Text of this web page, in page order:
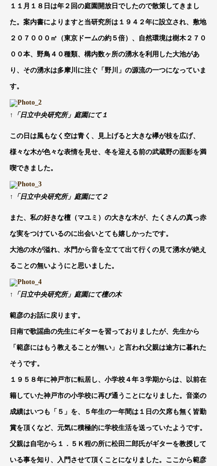
１１月１８日は年２回の庭園開放日でしたので散策してきまし
た。案内書によりますと当研究所は１９４２年に設立され、敷地
２０７０００㎡（東京ドームの約５倍）、自然環境は樹木２７０
００本、野鳥４０種類、構内数ヶ所の湧水を利用した大池があ
り、その湧水は多摩川に注ぐ「野川」の源流の一つになっていま
す。
↑「日立中央研究所」庭園にて１
この日は風もなく空は青く、見上げると大きな欅が枝を広げ、
様々な木が色々な表情を見せ、冬を迎える前の武蔵野の面影を満
喫できました。
↑「日立中央研究所」庭園にて２
また、私の好きな檀（マユミ）の大きな木が、たくさんの真っ赤
な実をつけているのに出会いとても嬉しかったです。
大池の水が溢れ、水門から音を立てて出て行くの見て湧水が絶え
ることの無いようにと思いました。
↑「日立中央研究所」庭園にて檀の木
範彦のお話に戻ります。
日南で歌謡曲の先生にギターを習っておりましたが、先生から
「範彦にはもう教えることが無い」と言われ父親は途方に暮れた
そうです。
１９５８年に神戸市に転居し、小学校４年３学期からは、以前在
籍していた神戸市の小学校に再び通うことになりました。音楽の
成績はいつも「５」を、５年生の一年間は１日の欠席も無く皆勤
賞を頂くなど、元気に積極的に学校生活を送っていたようです。
父親は自宅から１．５Ｋ程の所に松田二郎氏がギターを教授して
いる事を知り、入門させて頂くことになりました。ここから範彦